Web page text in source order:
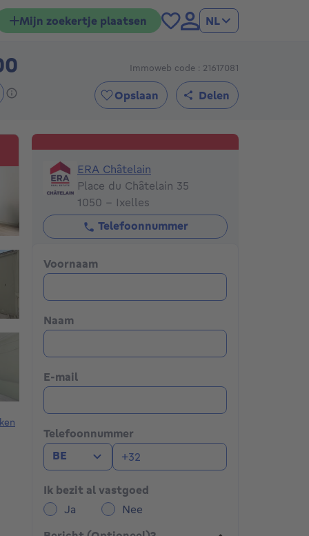
Mijn zoekertje plaatsen NL
645000€ Immoweb code : 21617081
Opslaan Delen
ERA Châtelain
ERA Châtelain
Place du Châtelain 35
1050 - Ixelles
Telefoonnummer
Voornaam
Naam
E-mail
Telefoonnummer
BE
Ik bezit al vastgoed
Ja
Nee